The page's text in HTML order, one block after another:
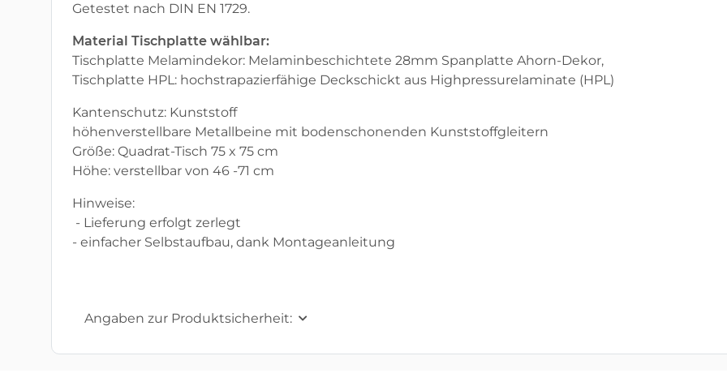
Getestet nach DIN EN 1729.
Material Tischplatte wählbar:
Tischplatte Melamindekor: Melaminbeschichtete 28mm Spanplatte Ahorn-Dekor,
Tischplatte HPL: hochstrapazierfähige Deckschickt aus Highpressurelaminate (HPL)
Kantenschutz: Kunststoff
höhenverstellbare Metallbeine mit bodenschonenden Kunststoffgleitern
Größe: Quadrat-Tisch 75 x 75 cm
Höhe: verstellbar von 46 -71 cm
Hinweise:
- Lieferung erfolgt zerlegt
- einfacher Selbstaufbau, dank Montageanleitung
Angaben zur Produktsicherheit: